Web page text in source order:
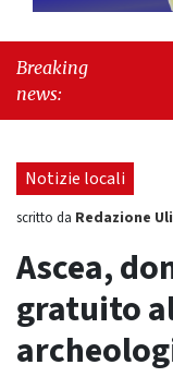
Breaking
news:
Notizie locali
scritto da Redazione
Ascea,
gratuito